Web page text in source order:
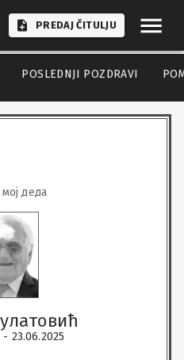
PREDAJ ČITULJU
POSLEDNJI POZDRAVI
деда
- 23.06.2025